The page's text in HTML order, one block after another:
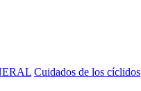
Cuidados de los cíclidos